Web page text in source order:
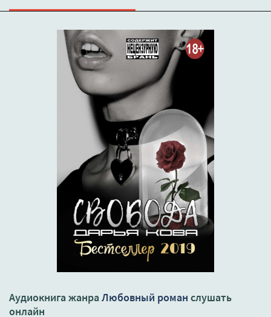
Аудиокнига жанра Любовный роман слушать
онлайн